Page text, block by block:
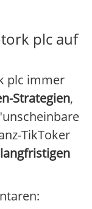
plc auf
plc immer
Strategien,
TikToker
langfristigen